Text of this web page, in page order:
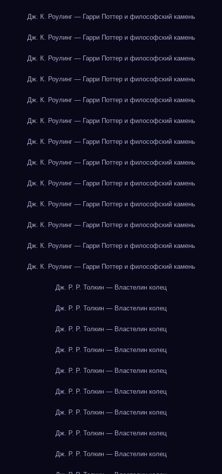
Дж. К. Роулинг — Гарри Поттер и философский камень
Дж. К. Роулинг — Гарри Поттер и философский камень
Дж. К. Роулинг — Гарри Поттер и философский камень
Дж. К. Роулинг — Гарри Поттер и философский камень
Дж. К. Роулинг — Гарри Поттер и философский камень
Дж. К. Роулинг — Гарри Поттер и философский камень
Дж. К. Роулинг — Гарри Поттер и философский камень
Дж. К. Роулинг — Гарри Поттер и философский камень
Дж. К. Роулинг — Гарри Поттер и философский камень
Дж. К. Роулинг — Гарри Поттер и философский камень
Дж. К. Роулинг — Гарри Поттер и философский камень
Дж. К. Роулинг — Гарри Поттер и философский камень
Дж. К. Роулинг — Гарри Поттер и философский камень
Дж. Р. Р. Толкин — Властелин колец
Дж. Р. Р. Толкин — Властелин колец
Дж. Р. Р. Толкин — Властелин колец
Дж. Р. Р. Толкин — Властелин колец
Дж. Р. Р. Толкин — Властелин колец
Дж. Р. Р. Толкин — Властелин колец
Дж. Р. Р. Толкин — Властелин колец
Дж. Р. Р. Толкин — Властелин колец
Дж. Р. Р. Толкин — Властелин колец